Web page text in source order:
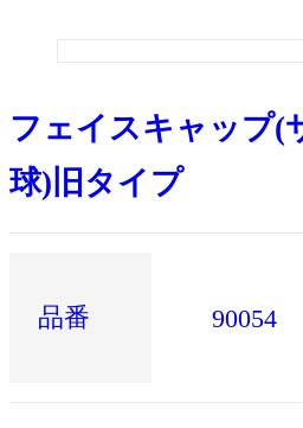
フェイスキャップ(
球)旧タイプ
品番 90054